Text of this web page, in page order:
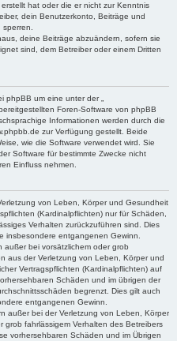
hat oder die er nicht zur Kenntnis
dein Benutzerkonto, Beiträge und
deine Beiträge abzuändern, sofern sie
sind, dem Betreiber oder einem Dritten
phpBB um eine unter der „
Foren-Software von phpBB
Informationen werden durch die
zur Verfügung gestellt. Beide
wie die Software verwendet wird. Sie
Software für bestimmte Zwecke nicht
Einfluss nehmen.
von Leben, Körper und Gesundheit
(Kardinalpflichten) nur für Schäden,
Verhalten zurückzuführen sind. Dies
insbesondere entgangenen Gewinn.
außer bei vorsätzlichem oder grob
aus der Verletzung von Leben, Körper und
Vertragspflichten (Kardinalpflichten) auf
Schäden und im übrigen der
begrenzt. Dies gilt auch
entgangenen Gewinn.
außer bei der Verletzung von Leben, Körper
grob fahrlässigem Verhalten des Betreibers
vorhersehbaren Schäden und im Übrigen